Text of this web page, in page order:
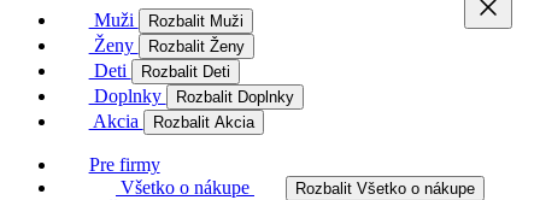
Muži Rozbalit Muži
Ženy Rozbalit Ženy
Deti Rozbalit Deti
Doplnky Rozbalit Doplnky
Akcia Rozbalit Akcia
Pre firmy
Všetko o nákupe
Rozbalit Všetko o nákupe